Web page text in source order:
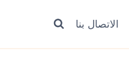
الاتصال بنا